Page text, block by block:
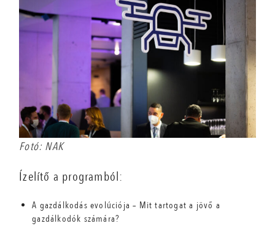
Fotó: NAK
Ízelítő a programból:
A gazdálkodás evolúciója – Mit tartogat a jövő a
gazdálkodók számára?